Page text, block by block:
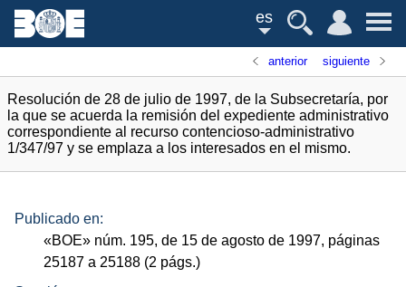
es
anterior siguiente
Resolución de 28 de julio de 1997, de la Subsecretaría, por
la que se acuerda la remisión del expediente administrativo
correspondiente al recurso contencioso-administrativo
1/347/97 y se emplaza a los interesados en el mismo.
Publicado en:
«BOE» núm. 195, de 15 de agosto de 1997, páginas
25187 a 25188 (2 págs.)